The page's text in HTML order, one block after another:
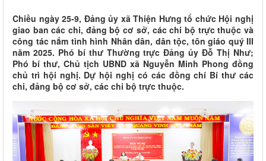
Chiều ngày 25-9, Đảng ủy xã Thiện Hưng tổ chức Hội nghị
giao ban các chi, đảng bộ cơ sở, các chi bộ trực thuộc và
công tác nắm tình hình Nhân dân, dân tộc, tôn giáo quý III
năm 2025. Phó bí thư Thường trực Đảng ủy Đỗ Thị Như;
Phó bí thư, Chủ tịch UBND xã Nguyễn Minh Phong đồng
chủ trì hội nghị. Dự hội nghị có các đồng chí Bí thư các
chi, đảng bộ cơ sở, các chi bộ trực thuộc.